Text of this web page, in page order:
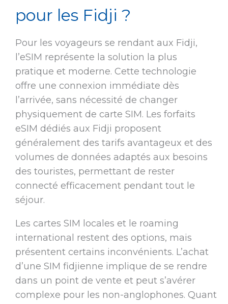
pour les Fidji ?
Pour les voyageurs se rendant aux Fidji,
l’eSIM représente la solution la plus
pratique et moderne. Cette technologie
offre une connexion immédiate dès
l’arrivée, sans nécessité de changer
physiquement de carte SIM. Les forfaits
eSIM dédiés aux Fidji proposent
généralement des tarifs avantageux et des
volumes de données adaptés aux besoins
des touristes, permettant de rester
connecté efficacement pendant tout le
séjour.
Les cartes SIM locales et le roaming
international restent des options, mais
présentent certains inconvénients. L’achat
d’une SIM fidjienne implique de se rendre
dans un point de vente et peut s’avérer
complexe pour les non-anglophones. Quant